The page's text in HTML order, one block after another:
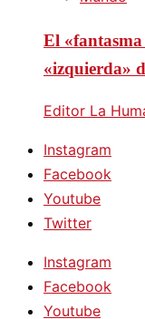
El «fantasma
«izquierda»
Editor La
Instagram
Facebook
Youtube
Twitter
Instagram
Facebook
Youtube